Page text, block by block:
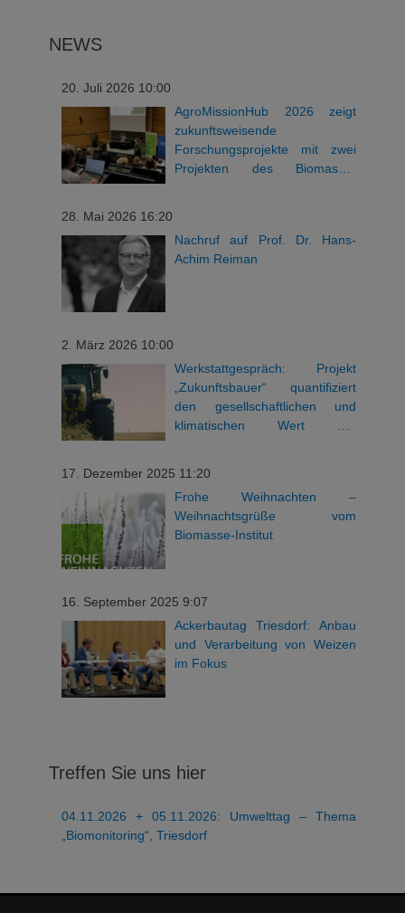
NEWS
20. Juli 2026 10:00
AgroMissionHub 2026 zeigt
zukunftsweisende
Forschungsprojekte mit zwei
Projekten des Biomasse-
28. Mai 2026 16:20
Nachruf auf Prof. Dr. Hans-
Achim Reiman
2. März 2026 10:00
Werkstattgespräch: Projekt
„Zukunftsbauer“ quantifiziert
den gesellschaftlichen und
klimatischen Wert der
17. Dezember 2025 11:20
Frohe Weihnachten –
Weihnachtsgrüße vom
Biomasse-Institut
16. September 2025 9:07
Ackerbautag Triesdorf: Anbau
und Verarbeitung von Weizen
im Fokus
Treffen Sie uns hier
04.11.2026 + 05.11.2026: Umwelttag – Thema
„Biomonitoring“, Triesdorf